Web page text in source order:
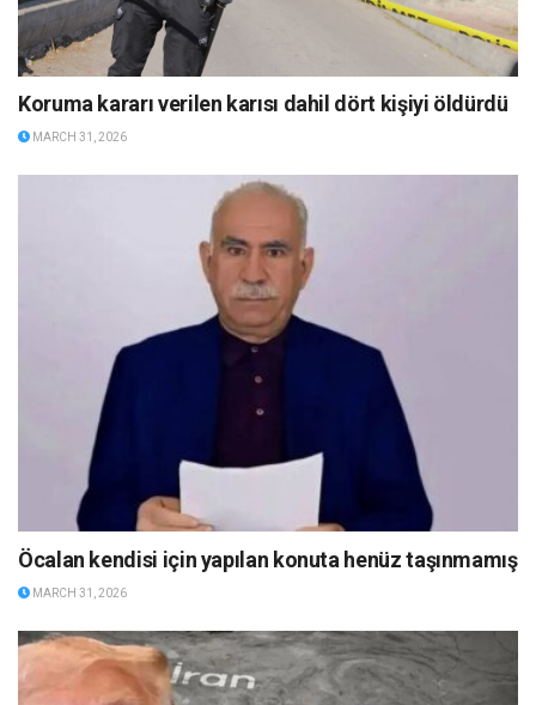
Koruma kararı verilen karısı dahil dört kişiyi öldürdü
MARCH 31, 2026
Öcalan kendisi için yapılan konuta henüz taşınmamış
MARCH 31, 2026